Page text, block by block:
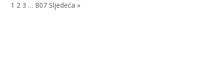
1 2 3 … 807 Sljedeća »